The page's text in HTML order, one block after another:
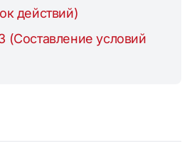
действий)
(Составление условий